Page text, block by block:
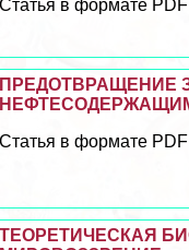
Статья в формате
ПРЕДОТВРАЩЕНИЕ
Статья в формате PDF
ТЕОРЕТИЧЕСКАЯ